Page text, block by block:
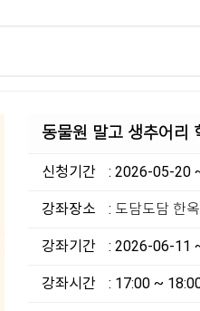
동물원 말고 생추어리
신청기간 : 2026-05-20
강좌장소 : 도담도담 한
강좌기간 : 2026-06-11
강좌시간 : 17:00 ~